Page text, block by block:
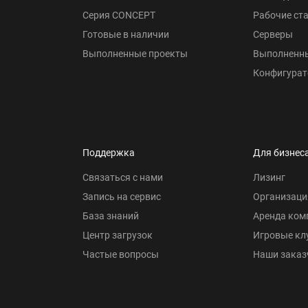
Серия CONCEPT
Готовые в наличии
Выполненные проекты
Рабочие
Серверы
Поддержка
Связаться с нами
Запись на сервис
База знаний
Центр загрузок
Частые вопросы
Для
Лизинг
Аренда
Игровые
Наши